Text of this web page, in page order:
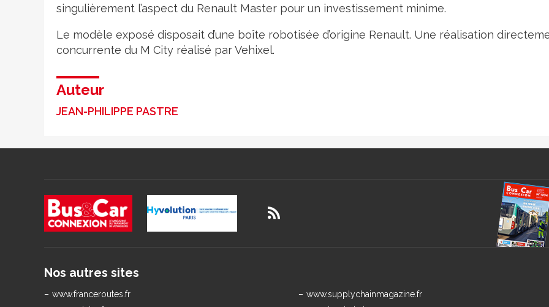
singulièrement l’aspect du Renault Master pour un investissement minime.
Le modèle exposé disposait d’une boîte robotisée d’origine Renault. Une réalisation
concurrente du M City réalisé par Vehixel.
Auteur
JEAN-PHILIPPE PASTRE
Nos autres sites
www.franceroutes.fr
www.supplychainmagazine.fr